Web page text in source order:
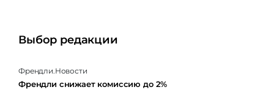
Выбор редакции
Френдли.Новости
Френдли снижает комиссию до 2%